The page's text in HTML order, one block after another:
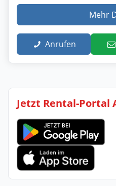
Mehr
Anrufen
Jetzt Rental-Portal